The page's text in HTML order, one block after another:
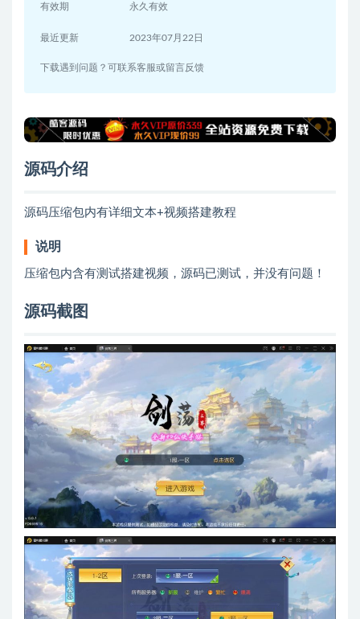
有效期 永久有效
最近更新 2023年07月22日
下载遇到问题？可联系客服或留言反馈
源码介绍
源码压缩包内有详细文本+视频搭建教程
说明
压缩包内含有测试搭建视频，源码已测试，并没有问题！
源码截图